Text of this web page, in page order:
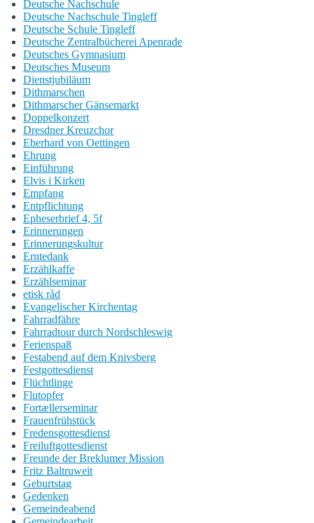
Deutsche Nachschule
Deutsche Nachschule Tingleff
Deutsche Schule Tingleff
Deutsche Zentralbücherei Apenrade
Deutsches Gymnasium
Deutsches Museum
Dienstjubiläum
Dithmarschen
Dithmarscher Gänsemarkt
Doppelkonzert
Dresdner Kreuzchor
Eberhard von Oettingen
Ehrung
Einführung
Elvis i Kirken
Empfang
Entpflichtung
Epheserbrief 4, 5f
Erinnerungen
Erinnerungskultur
Erntedank
Erzählkaffe
Erzählseminar
etisk råd
Evangelischer Kirchentag
Fahrradfähre
Fahrradtour durch Nordschleswig
Ferienspaß
Festabend auf dem Knivsberg
Festgottesdienst
Flüchtlinge
Flutopfer
Fortællerseminar
Frauenfrühstück
Fredensgottesdienst
Freiluftgottesdienst
Freunde der Breklumer Mission
Fritz Baltruweit
Geburtstag
Gedenken
Gemeindeabend